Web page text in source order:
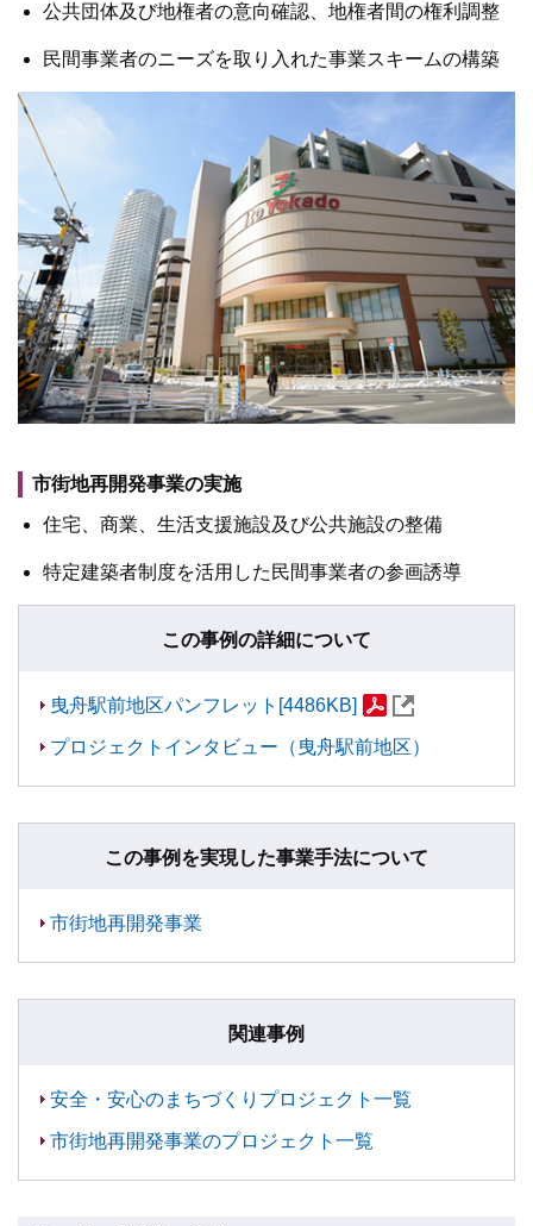
公共団体及び地権者の意向確認、地権者間の権利調整
民間事業者のニーズを取り入れた事業スキームの構築
市街地再開発事業の実施
住宅、商業、生活支援施設及び公共施設の整備
特定建築者制度を活用した民間事業者の参画誘導
この事例の詳細について
曳舟駅前地区パンフレット[4486KB]
プロジェクトインタビュー（曳舟駅前地区）
この事例を実現した事業手法について
市街地再開発事業
関連事例
安全・安心のまちづくりプロジェクト一覧
市街地再開発事業のプロジェクト一覧